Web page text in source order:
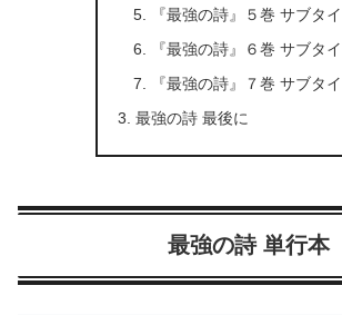
『最強の詩』５巻 サブタ
『最強の詩』６巻 サブタ
『最強の詩』７巻 サブタ
最強の詩 最後に
最強の詩 単行本